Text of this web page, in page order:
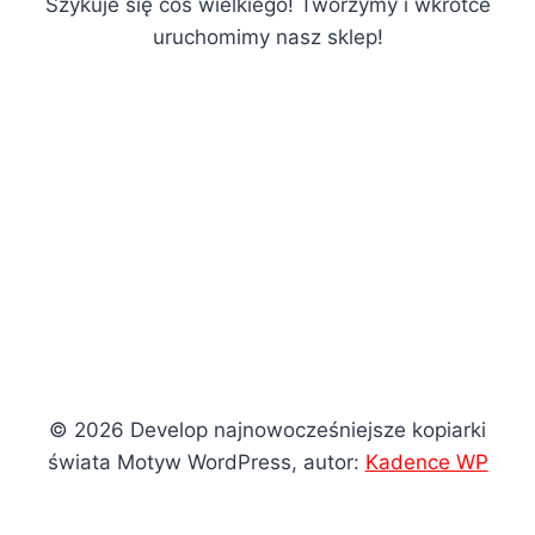
uruchomimy nasz sklep!
© 2026 Develop najnowocześniejsze kopiarki
świata Motyw WordPress, autor: Kadence WP